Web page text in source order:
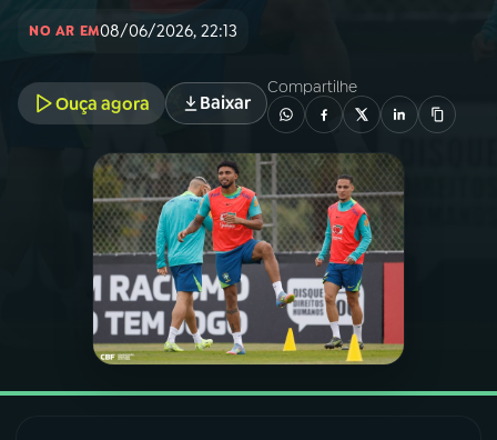
02A RÁDIO
03PROGRAMAÇÃO
PROGRAMAS
PODCASTS
VIDEOCASTS
07ÚLTIMAS
NO AR EM08/06/2026, 22:13
Ouça agora Baixar
Compartilhe